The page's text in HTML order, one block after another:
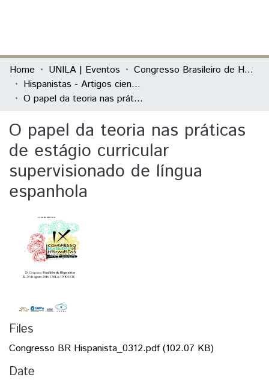
Communities & Collections
All of DSpace
Home UNILA | Eventos
Congresso Brasileiro de Hispanistas
Hispanistas - Artigos científicos
O papel da teoria nas práticas de estágio curricular supervisionado de língua espanhola
O papel da teoria nas práticas
de estágio curricular
supervisionado de língua
espanhola
Files
Congresso BR Hispanista_0312.pdf(102.07 KB)
Date